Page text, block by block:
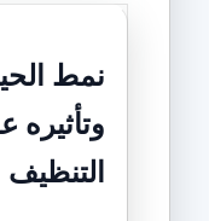
نمط
التنظيف